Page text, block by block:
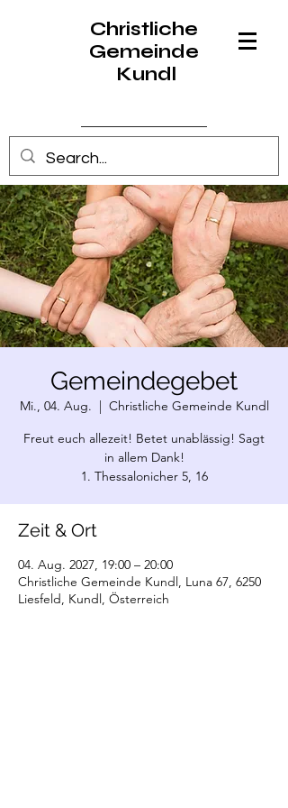
Christliche
Gemeinde
Kundl
Anmelden
Gemeindegebet
Mi., 04. Aug.
  |
Christliche Gemeinde Kundl
Freut euch allezeit! Betet unablässig! Sagt
in allem Dank!
1. Thessalonicher 5, 16
Zeit & Ort
04. Aug. 2027, 19:00 – 20:00
Christliche Gemeinde Kundl, Luna 67, 6250
Liesfeld, Kundl, Österreich